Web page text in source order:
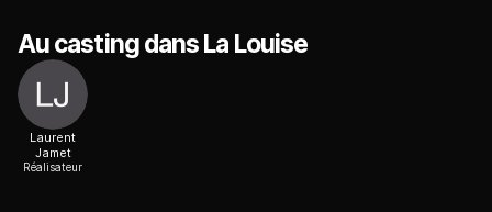
Au casting dans La Louise
Laurent
Jamet
Réalisateur